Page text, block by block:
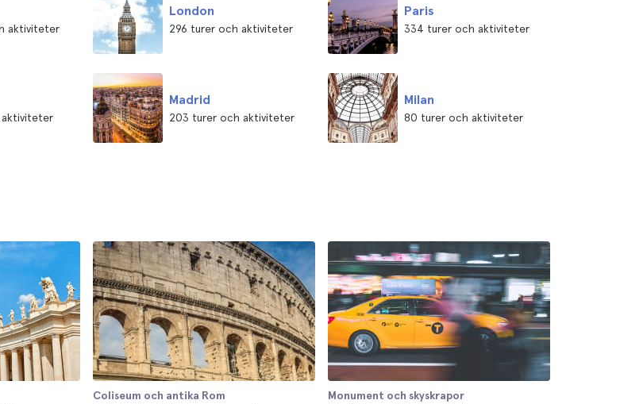
aktiviteter
London
296 turer och aktiviteter
Paris
334 turer och aktiviteter
Madrid
203 turer och aktiviteter
Milan
80 turer och aktiviteter
Coliseum och antika Rom Monument och skyskrapor